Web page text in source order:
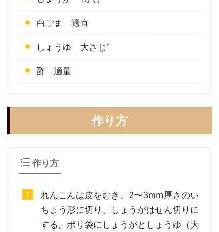
白ごま 適宜
しょうゆ 大さじ1
酢 適量
作り方
作り方
れんこんは皮をむき、2〜3mm厚さのい
ちょう形に切り、しょうがはせん切りに
する。ポリ袋にしょうがとしょうゆ（大